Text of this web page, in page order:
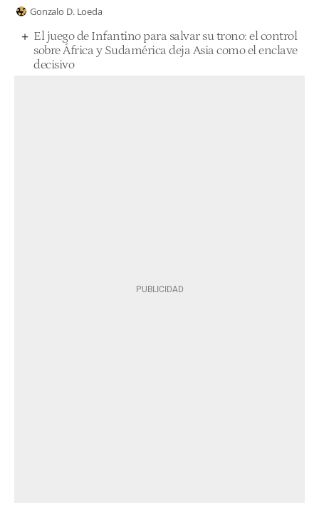
Gonzalo D. Loeda
El juego de Infantino para salvar su trono: el control
sobre África y Sudamérica deja Asia como el enclave
decisivo